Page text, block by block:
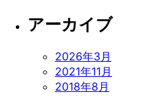
アーカイブ
2026年3月
2021年11月
2018年8月